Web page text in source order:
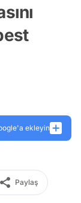
ekleyin
Paylaş